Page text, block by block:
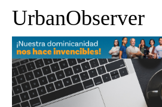
UrbanObserver